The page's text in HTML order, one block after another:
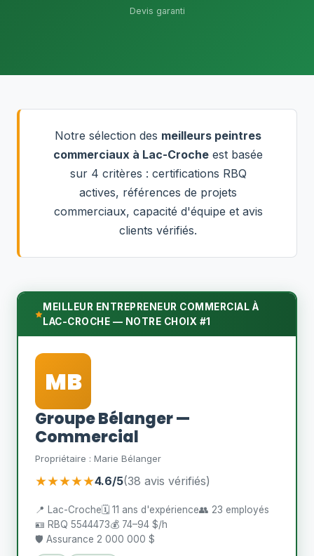
Devis garanti
Notre sélection des meilleurs peintres
commerciaux à Lac-Croche est basée
sur 4 critères : certifications RBQ
actives, références de projets
commerciaux, capacité d'équipe et avis
clients vérifiés.
MEILLEUR ENTREPRENEUR COMMERCIAL À
LAC-CROCHE — NOTRE CHOIX #1
MB
Groupe Bélanger —
Commercial
Propriétaire : Marie Bélanger
★★★★★4.6/5(38 avis vérifiés)
📍 Lac-Croche🗓️ 11 ans d'expérience👥 23 employés
🪪 RBQ 5544473💰 74–94 $/h
🛡️ Assurance 2 000 000 $